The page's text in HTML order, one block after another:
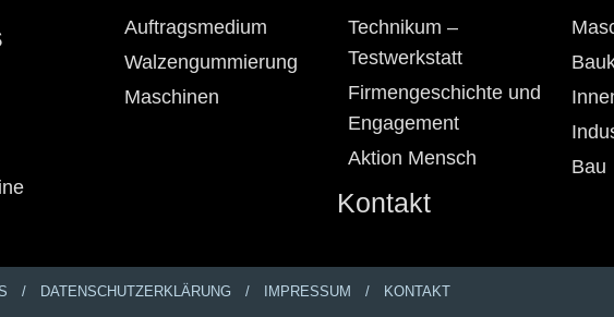
Auftragsmedium
Walzengummierung
Maschinen
Technikum –
Testwerkstatt
Firmengeschichte und
Engagement
Aktion Mensch
Kontakt
Bau
DATENSCHUTZERKLÄRUNG IMPRESSUM KONTAKT